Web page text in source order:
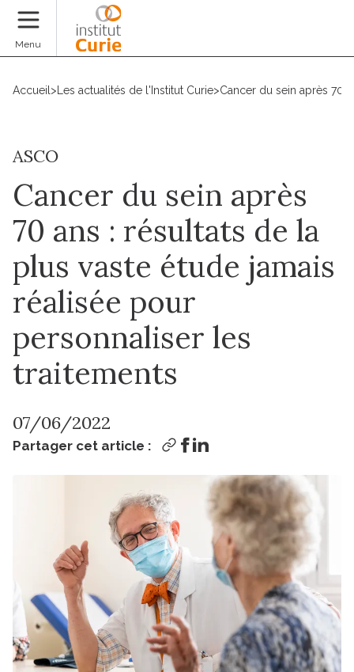
Menu
Accueil > Les actualités de l'Institut Curie>Cancer du sein après 70
ASCO
Cancer du sein après
70 ans : résultats de la
plus vaste étude jamais
réalisée pour
personnaliser les
traitements
07/06/2022
Partager cet article :